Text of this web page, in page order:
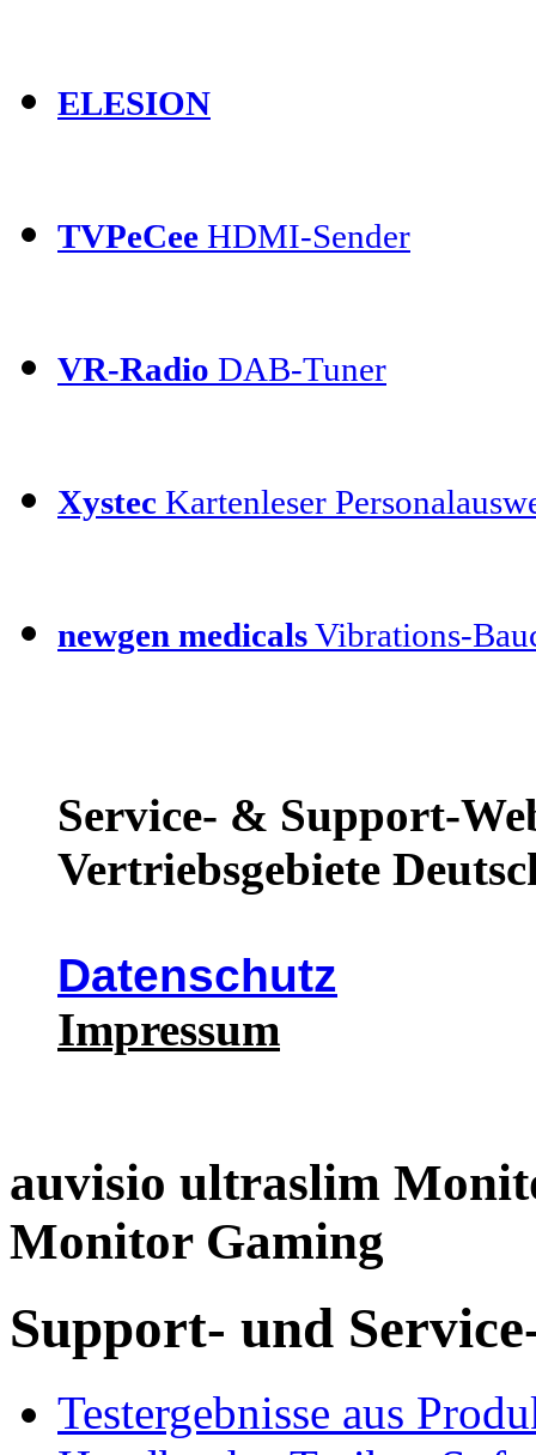
ELESION
TVPeCee HDMI-Sender
VR-Radio DAB-Tuner
Xystec Kartenleser
newgen medicalsVibrations-
Service- & Support-
Vertriebsgebiete
Datenschutz
Impressum
auvisio ultraslim
Monitor Gaming
Support- und
Testergebnisse aus